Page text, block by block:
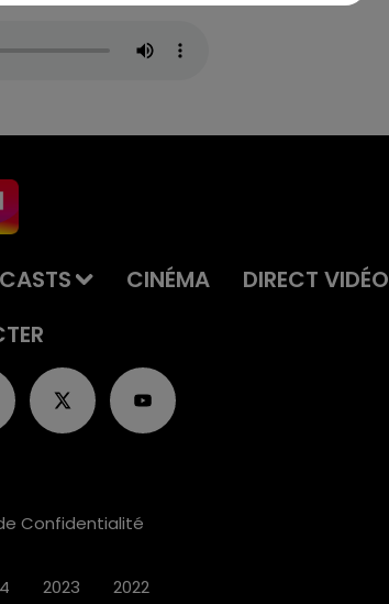
CINÉMA DIRECT VIDÉO
Confidentialité
2023 2022